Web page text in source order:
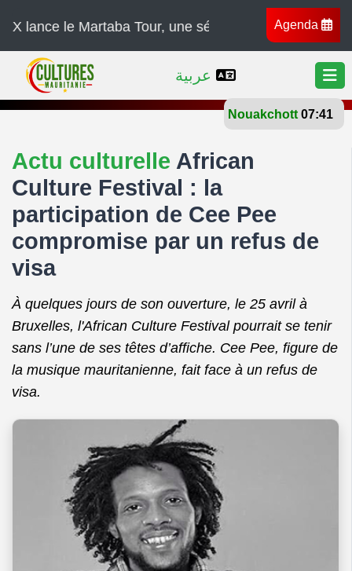
Agenda
le Martaba Tour, une série de concerts à travers
Nouakchott 26°
عربية
Actu culturelle African
Culture Festival : la
participation de Cee Pee
compromise par un refus de
visa
À quelques jours de son ouverture, le 25 avril à
Bruxelles, l'African Culture Festival pourrait se tenir
sans l’une de ses têtes d’affiche. Cee Pee, figure de
la musique mauritanienne, fait face à un refus de
visa.